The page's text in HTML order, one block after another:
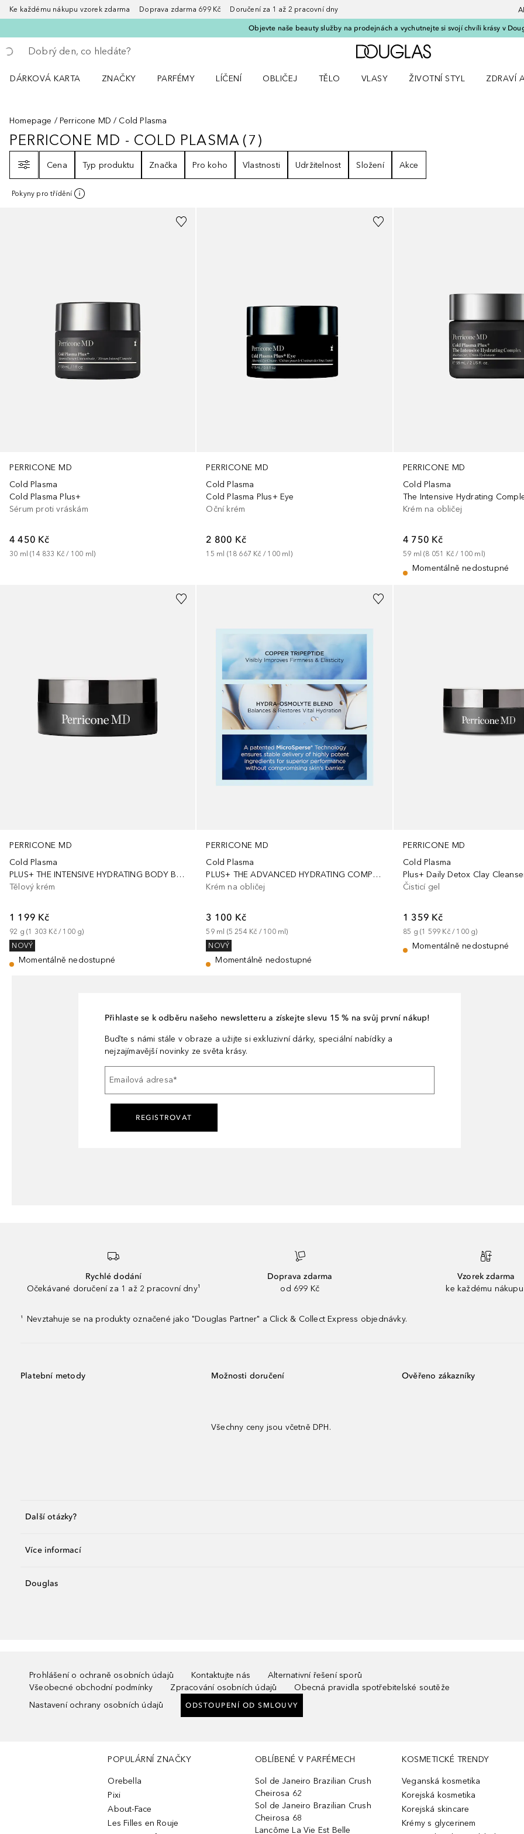
Ke každému nákupu vzorek zdarma Doprava zdarma 699 Kč Doručení za 1 až 2 pracovní dny
Objevte naše beauty služby na prodejnách a vychutnejte si svojí chvíli krásy v
Vraťte se
Proveďte vyhledávání
Domů
DÁRKOVÁ KARTA
ZNAČKY
PARFÉMY
LÍČENÍ
OBLIČEJ
TĚLO
VLASY
ŽIVOTNÍ STYL
ZDRAVÍ
Homepage Perricone MD Cold Plasma
PERRICONE MD - COLD PLASMA7VÝSLEDKY
PERRICONE MD - COLD PLASMA (7 )
Cena
Typ produktu Značka Pro koho Vlastnosti Udržitelnost Složení Akce
Pokyny pro třídění
PERRICONE MD
Cold Plasma
Cold Plasma Plus+
Sérum proti vráskám
4 450 Kč
30 ml (14 833 Kč / 100 ml)
PERRICONE MD
Cold Plasma
Cold Plasma Plus+ Eye
Oční krém
2 800 Kč
15 ml (18 667 Kč / 100 ml )
PERRICONE MD
Cold Plasma
The Intensive Hydrating
Krém na obličej
4 750 Kč
59 ml (8 051 Kč / 100 ml )
Momentálně nedostupné
PERRICONE MD
Cold Plasma
PLUS+ THE INTENSIVE HYDRATING BODY BALM - BALZÁM NA TĚLO
Tělový krém
1 199 Kč
92 g (1 303 Kč / 100 g)
NOVÝ
Momentálně nedostupné
PERRICONE MD
Cold Plasma
PLUS+ THE ADVANCED HYDRATING COMPLEX - MULTIFUNKČNÍ HYDRATAČNÍ KRÉM
Krém na obličej
3 100 Kč
59 ml (5 254 Kč / 100 ml)
NOVÝ
Momentálně nedostupné
PERRICONE MD
Cold Plasma
Plus+ Daily Detox Clay
Čisticí gel
1 359 Kč
85 g (1 599 Kč / 100 g)
Momentálně nedostupné
Přihlaste se k odběru našeho newsletteru a získejte slevu 15 % na svůj první nákup!
Buďte s námi stále v obraze a užijte si exkluzivní dárky, speciální nabídky a
nejzajímavější novinky ze světa krásy.
Emailová adresa*
REGISTROVAT
Rychlé dodání
Očekávané doručení za 1 až 2 pracovní dny¹
Doprava zdarma
od 699 Kč
Vzorek zdarma
ke každému
¹ Nevztahuje se na produkty označené jako "Douglas Partner" a Click & Collect Express objednávky.
Platební metody Možnosti doručení
Všechny ceny jsou včetně DPH.
Ověřeno zákazníky
Další otázky?
Více informací
Douglas
Prohlášení o ochraně osobních údajů Kontaktujte nás
Alternativní řešení sporů
Všeobecné obchodní podmínky
Zpracování osobních údajů
Obecná pravidla spotřebitelské soutěže
Nastavení ochrany osobních údajů
ODSTOUPENÍ OD SMLOUVY
POPULÁRNÍ ZNAČKY
Orebella
Pixi
About-Face
Les Filles en Rouje
OBLÍBENÉ V PARFÉMECH
Sol de Janeiro Brazilian Crush
Cheirosa 62
Sol de Janeiro Brazilian Crush
Cheirosa 68
Lancôme La Vie Est Belle
KOSMETICKÉ TRENDY
Veganská kosmetika
Korejská kosmetika
Korejská skincare
Krémy s glycerinem